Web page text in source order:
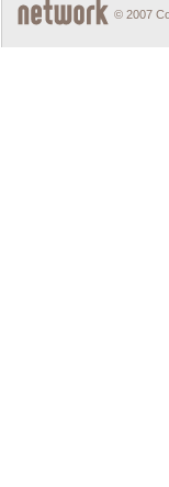
© 2007